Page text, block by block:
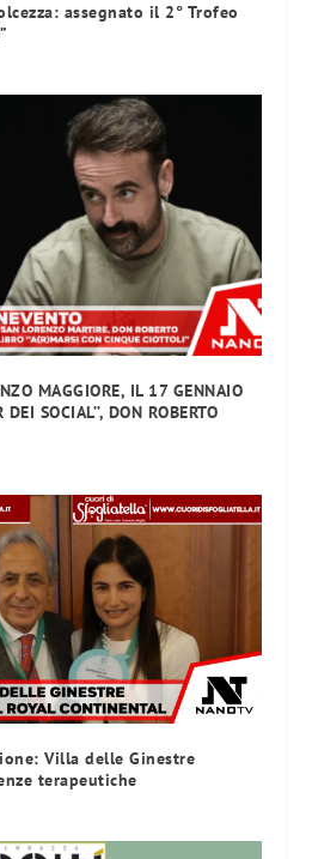
assegnato il 2° Trofeo
MAGGIORE, IL 17 GENNAIO
DEI SOCIAL’’, DON ROBERTO
Villa delle Ginestre
terapeutiche